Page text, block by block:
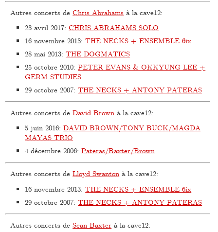
Autres concerts deChris Abrahams à la cave12:
23 avril 2017:CHRIS ABRAHAMS SOLO
16 novembre 2013:THE NECKS + ENSEMBLE 6ix
28 mai 2013:THE DOGMATICS
25 octobre 2010:PETER EVANS & OKKYUNG LEE +
GERM STUDIES
29 octobre 2007:THE NECKS + ANTONY PATERAS
Autres concerts deDavid Brown à la cave12:
5 juin 2016:DAVID BROWN/TONY BUCK/MAGDA
MAYAS TRIO
4 décembre 2006:Pateras/Baxter/Brown
Autres concerts deLloyd Swanton à la cave12:
16 novembre 2013:THE NECKS + ENSEMBLE 6ix
29 octobre 2007:THE NECKS + ANTONY PATERAS
Autres concerts deSean Baxter à la cave12: